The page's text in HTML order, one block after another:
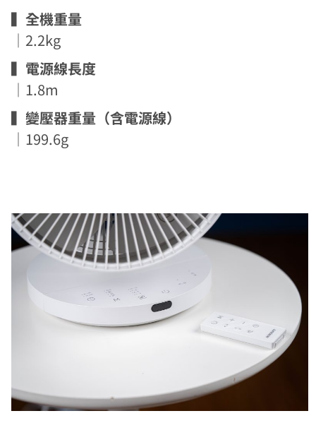
▍全機重量
｜2.2kg
▍電源線長度
｜1.8m
▍變壓器重量（含電源線）
｜199.6g